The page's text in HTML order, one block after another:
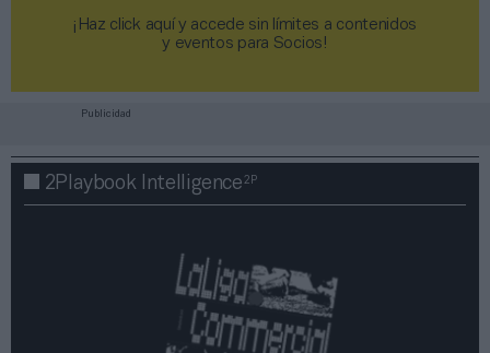
¡Haz click aquí y accede sin límites a contenidos
y eventos para Socios!​​​​​​​
Publicidad
2Playbook Intelligence2P